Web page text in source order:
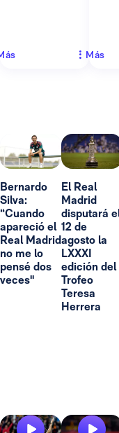
Más
Bernardo
Silva:
“Cuando
apareció el
Real Madrid
no me lo
pensé dos
veces"
El Real
Madrid
disputará
12 de
agosto la
LXXXI
edición del
Trofeo
Teresa
Herrera